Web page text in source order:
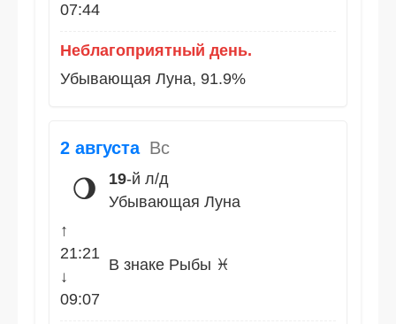
07:44
Неблагоприятный день.
Убывающая Луна, 91.9%
2 августа Вс
🌖 19-й л/д
Убывающая Луна
↑
21:21
↓
09:07
В знаке Рыбы ♓